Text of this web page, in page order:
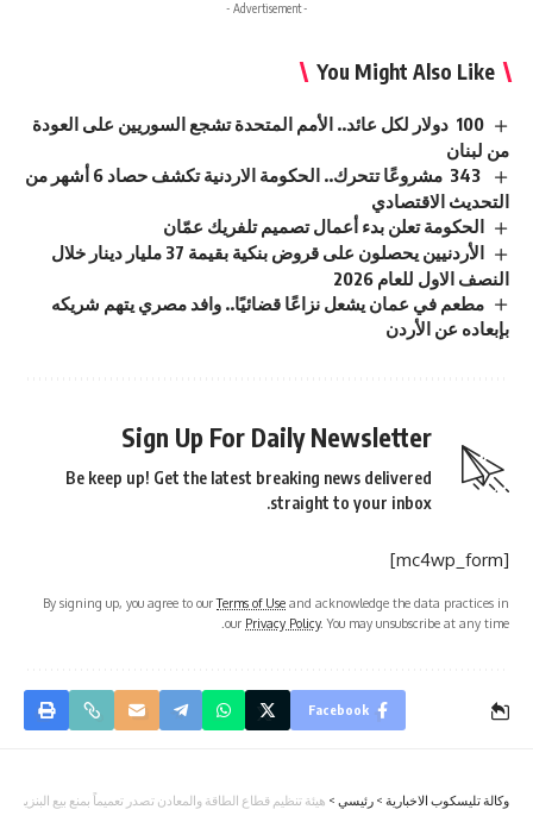
- Advertisement -
You Might Also Like
100 دولار لكل عائد.. الأمم المتحدة تشجع السوريين على العودة
من لبنان
343 مشروعًا تتحرك.. الحكومة الاردنية تكشف حصاد 6 أشهر من
التحديث الاقتصادي
الحكومة تعلن بدء أعمال تصميم تلفريك عمّان
الأردنيين يحصلون على قروض بنكية بقيمة 37 مليار دينار خلال
النصف الاول للعام 2026
مطعم في عمان يشعل نزاعًا قضائيًا.. وافد مصري يتهم شريكه
بإبعاده عن الأردن
Sign Up For Daily Newsletter
Be keep up! Get the latest breaking news delivered
straight to your inbox.
[mc4wp_form]
By signing up, you agree to ourTerms of Use and acknowledge the data practices in
our Privacy Policy. You may unsubscribe at any time.
Facebook
وكالة تليسكوب الاخبارية > رئيسي > هيئة تنظيم قطاع الطاقة والمعادن تصدر تعميماً بمنع بيع البنزين